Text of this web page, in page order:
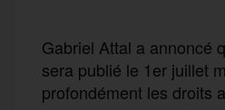
Gabriel Attal a annoncé
sera publié le 1er juillet
profondément les droits